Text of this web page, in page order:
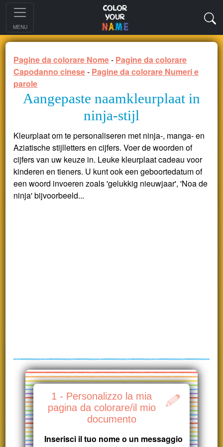
MENU
Pagine da colorare Nome- Pagine da colorare
Capodanno cinese- Pagine da colorare Numeri e
parole
Aangepaste naamkleurplaat in
ninja-stijl
Kleurplaat om te personaliseren met ninja-, manga- en
Aziatische stijlletters en cijfers. Voer de woorden of
cijfers van uw keuze in. Leuke kleurplaat cadeau voor
kinderen en tieners. U kunt ook een geboortedatum of
een woord invoeren zoals 'gelukkig nieuwjaar', 'Noa de
ninja' bijvoorbeeld...
1 - Personalizzo la mia
pagina da colorare/il mio
documento
Inserisci il tuo nome o un messaggio